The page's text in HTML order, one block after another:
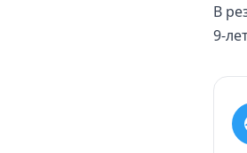
В
9-